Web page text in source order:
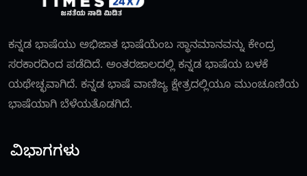
ಕನ್ನಡ ಭಾಷೆಯು ಅಭಿಜಾತ ಭಾಷೆಯೆಂಬ ಸ್ಥಾನಮಾನವನ್ನು ಕೇಂದ್ರ
ಸರಕಾರದಿಂದ ಪಡೆದಿದೆ. ಅಂತರಜಾಲದಲ್ಲಿ ಕನ್ನಡ ಭಾಷೆಯ ಬಳಕೆ
ಯಥೇಚ್ಛವಾಗಿದೆ. ಕನ್ನಡ ಭಾಷೆ ವಾಣಿಜ್ಯ ಕ್ಷೇತ್ರದಲ್ಲಿಯೂ ಮುಂಚೂಣಿಯ
ಭಾಷೆಯಾಗಿ ಬೆಳೆಯತೊಡಗಿದೆ.
ವಿಭಾಗಗಳು